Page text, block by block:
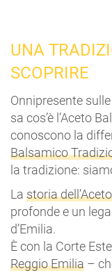
UNA
SCOPRIRE
Onnipresente
sa cos’è l’Aceto
conoscono la
Balsamico
la tradizione:
La storia
profonde e un
d’Emilia.
È con la Corte
Reggio Emilia –